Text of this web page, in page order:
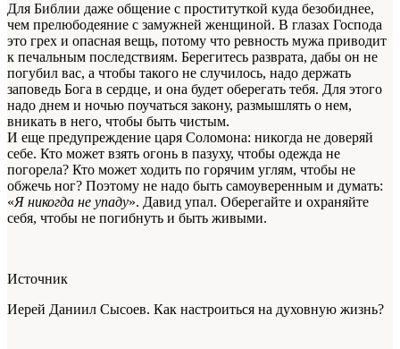
Для Библии даже общение с проституткой куда безобиднее,
чем прелюбодеяние с замужней женщиной. В глазах Господа
это грех и опасная вещь, потому что ревность мужа приводит
к печальным последствиям. Берегитесь разврата, дабы он не
погубил вас, а чтобы такого не случилось, надо держать
заповедь Бога в сердце, и она будет оберегать тебя. Для этого
надо днем и ночью поучаться закону, размышлять о нем,
вникать в него, чтобы быть чистым.
И еще предупреждение царя Соломона: никогда не доверяй
себе. Кто может взять огонь в пазуху, чтобы одежда не
погорела? Кто может ходить по горячим углям, чтобы не
обжечь ног? Поэтому не надо быть самоуверенным и думать:
«Я никогда не упаду». Давид упал. Оберегайте и охраняйте
себя, чтобы не погибнуть и быть живыми.
Источник
Иерей Даниил Сысоев. Как настроиться на духовную жизнь?